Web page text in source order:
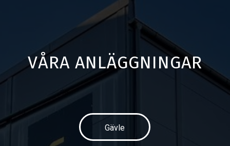
VÅRA ANLÄGGNINGAR
Gävle